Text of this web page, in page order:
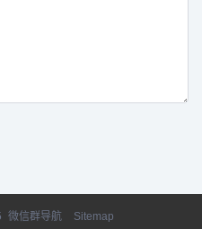
微信群导航 Sitemap